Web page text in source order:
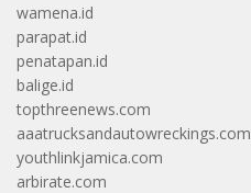
wamena.id
parapat.id
penatapan.id
balige.id
topthreenews.com
aaatrucksandautowreckings.com
youthlinkjamica.com
arbirate.com